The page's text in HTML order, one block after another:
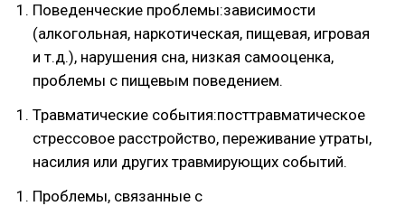
Поведенческие проблемы:зависимости
(алкогольная, наркотическая, пищевая, игровая
и т.д.), нарушения сна, низкая самооценка,
проблемы с пищевым поведением.
Травматические события:посттравматическое
стрессовое расстройство, переживание утраты,
насилия или других травмирующих событий.
Проблемы, связанные с